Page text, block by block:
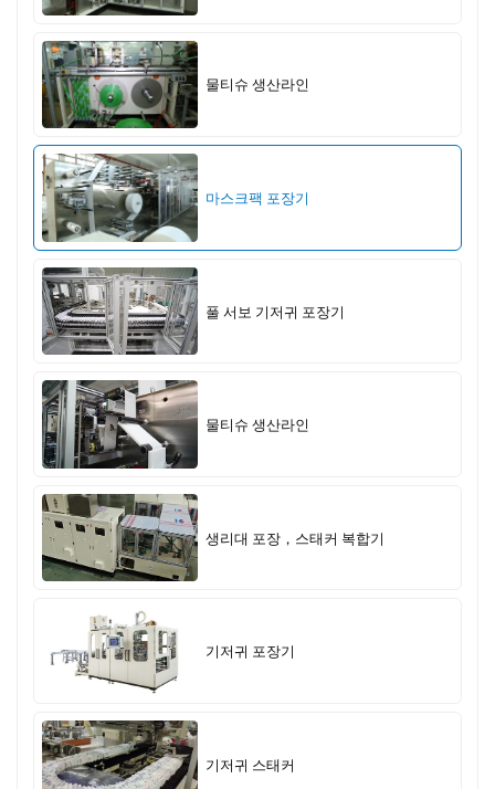
물티슈 생산라인
마스크팩 포장기
풀 서보 기저귀 포장기
물티슈 생산라인
생리대 포장，스태커 복합기
기저귀 포장기
기저귀 스태커